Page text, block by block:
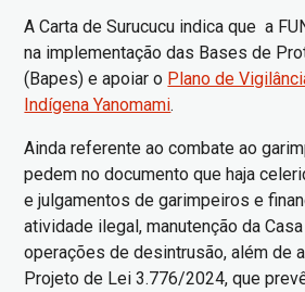
A Carta de Surucucu indica que a
na implementação das Bases de
(Bapes) e apoiar o Plano de
Indígena Yanomami.
Ainda referente ao combate ao
pedem no documento que haja
e julgamentos de garimpeiros e
atividade ilegal, manutenção da
operações de desintrusão, além de
Projeto de Lei 3.776/2024, que